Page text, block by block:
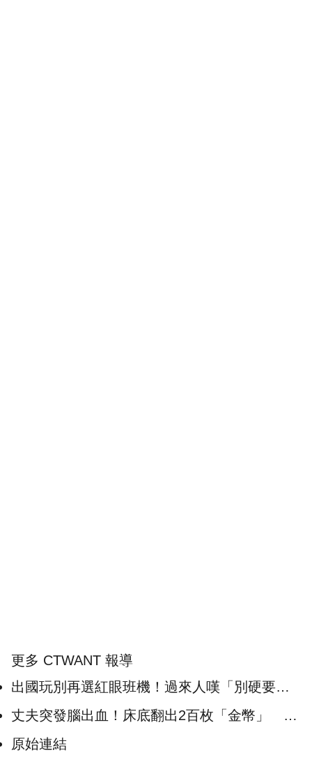
更多 CTWANT 報導
出國玩別再選紅眼班機！過來人嘆「別硬要」
掀共鳴：根本沒玩到
丈夫突發腦出血！床底翻出2百枚「金幣」 妻
當場急瘋：這日子沒法過了
原始連結